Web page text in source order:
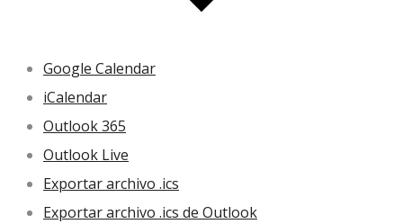
Google Calendar
iCalendar
Outlook 365
Outlook Live
Exportar archivo .ics
Exportar archivo .ics de Outlook